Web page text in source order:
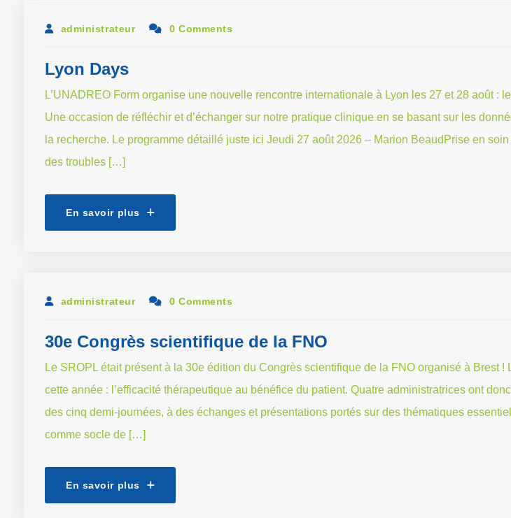
administrateur 0 Comments
Lyon Days
L’UNADREO Form organise une nouvelle rencontre internationale à Lyon les 27 et 28 août :
Une occasion de réfléchir et d’échanger sur notre pratique clinique en se basant sur les
la recherche. Le programme détaillé juste ici Jeudi 27 août 2026 – Marion BeaudPrise en
des troubles […]
En savoir plus
administrateur 0 Comments
30e Congrès scientifique de la FNO
Le SROPL était présent à la 30e édition du Congrès scientifique de la FNO organisé à Brest !
cette année : l’efficacité thérapeutique au bénéfice du patient. Quatre administratrices ont
des cinq demi-journées, à des échanges et présentations portés sur des thématiques
comme socle de […]
En savoir plus